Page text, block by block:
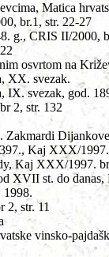
Matica
br.1, str. 22-27
g., CRIS II/2000,
osvrtom na
XX. svezak.
IX. svezak, god.
2, str. 132
Zakmardi
Kaj XXX/
Kaj XXX/1997.
XVII st. do danas,
1998.
str. 11
vinsko-